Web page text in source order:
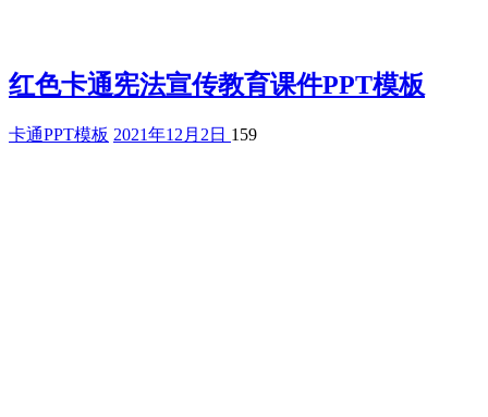
红色卡通宪法宣传教育课件PPT模板
卡通PPT模板 2021年12月2日 159